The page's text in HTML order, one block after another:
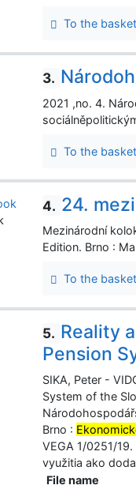
To the basket
3.
2021 ,no. 4.
To the basket
4. 24.
Mezinárodní
Edition. Brno :
To the basket
5. Reality
Pension
SIKA, Peter -
System of the
Brno :
VEGA 1/0251/
využitia ako
File name